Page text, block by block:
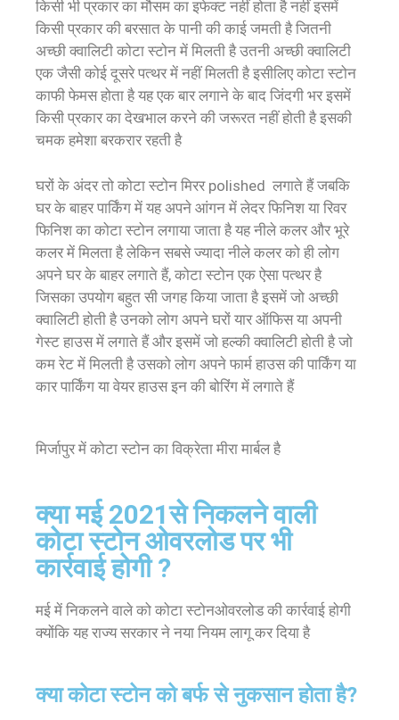
किसी भी प्रकार का मौसम का इफेक्ट नहीं होता है नहीं इसमें
किसी प्रकार की बरसात के पानी की काई जमती है जितनी
अच्छी क्वालिटी कोटा स्टोन में मिलती है उतनी अच्छी क्वालिटी
एक जैसी कोई दूसरे पत्थर में नहीं मिलती है इसीलिए कोटा स्टोन
काफी फेमस होता है यह एक बार लगाने के बाद जिंदगी भर इसमें
किसी प्रकार का देखभाल करने की जरूरत नहीं होती है इसकी
चमक हमेशा बरकरार रहती है
घरों के अंदर तो कोटा स्टोन मिरर polished लगाते हैं जबकि
घर के बाहर पार्किंग में यह अपने आंगन में लेदर फिनिश या रिवर
फिनिश का कोटा स्टोन लगाया जाता है यह नीले कलर और भूरे
कलर में मिलता है लेकिन सबसे ज्यादा नीले कलर को ही लोग
अपने घर के बाहर लगाते हैं, कोटा स्टोन एक ऐसा पत्थर है
जिसका उपयोग बहुत सी जगह किया जाता है इसमें जो अच्छी
क्वालिटी होती है उनको लोग अपने घरों यार ऑफिस या अपनी
गेस्ट हाउस में लगाते हैं और इसमें जो हल्की क्वालिटी होती है जो
कम रेट में मिलती है उसको लोग अपने फार्म हाउस की पार्किंग या
कार पार्किंग या वेयर हाउस इन की बोरिंग में लगाते हैं
मिर्जापुर में कोटा स्टोन का विक्रेता मीरा मार्बल है
क्या मई 2021से निकलने वाली
कोटा स्टोन ओवरलोड पर भी
कार्रवाई होगी ?
मई में निकलने वाले को कोटा स्टोनओवरलोड की कार्रवाई होगी
क्योंकि यह राज्य सरकार ने नया नियम लागू कर दिया है
क्या कोटा स्टोन को बर्फ से नुकसान होता है?